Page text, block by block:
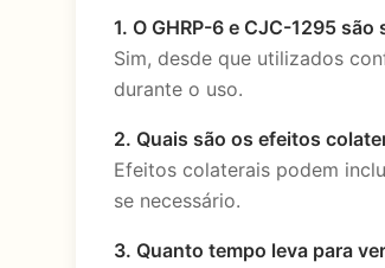
1. O GHRP-6 e CJC-1295
Sim, desde que utilizados
durante o uso.
2. Quais são os efeitos
Efeitos colaterais podem
se necessário.
3. Quanto tempo leva para